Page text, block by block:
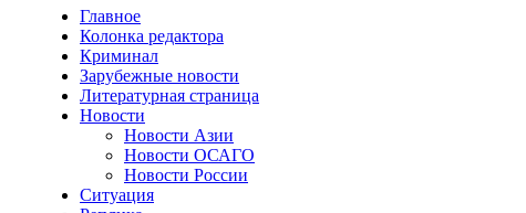
Главное
Колонка редактора
Криминал
Зарубежные новости
Литературная страница
Новости
Новости Азии
Новости ОСАГО
Новости России
Ситуация